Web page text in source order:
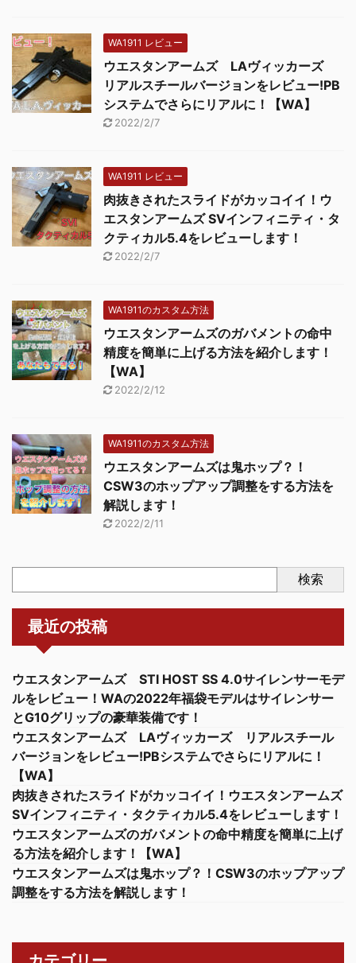
WA1911 レビュー
ウエスタンアームズ LAヴィッカーズ
リアルスチールバージョンをレビュー!PB
システムでさらにリアルに！【WA】
2022/2/7
WA1911 レビュー
肉抜きされたスライドがカッコイイ！ウ
エスタンアームズ SVインフィニティ・タ
クティカル5.4をレビューします！
2022/2/7
WA1911のカスタム方法
ウエスタンアームズのガバメントの命中
精度を簡単に上げる方法を紹介します！
【WA】
2022/2/12
WA1911のカスタム方法
ウエスタンアームズは鬼ホップ？！
CSW3のホップアップ調整をする方法を
解説します！
2022/2/11
検索
最近の投稿
ウエスタンアームズ STI HOST SS 4.0サイレンサーモデ
ルをレビュー！WAの2022年福袋モデルはサイレンサー
とG10グリップの豪華装備です！
ウエスタンアームズ LAヴィッカーズ リアルスチール
バージョンをレビュー!PBシステムでさらにリアルに！
【WA】
肉抜きされたスライドがカッコイイ！ウエスタンアームズ
SVインフィニティ・タクティカル5.4をレビューします！
ウエスタンアームズのガバメントの命中精度を簡単に上げ
る方法を紹介します！【WA】
ウエスタンアームズは鬼ホップ？！CSW3のホップアップ
調整をする方法を解説します！